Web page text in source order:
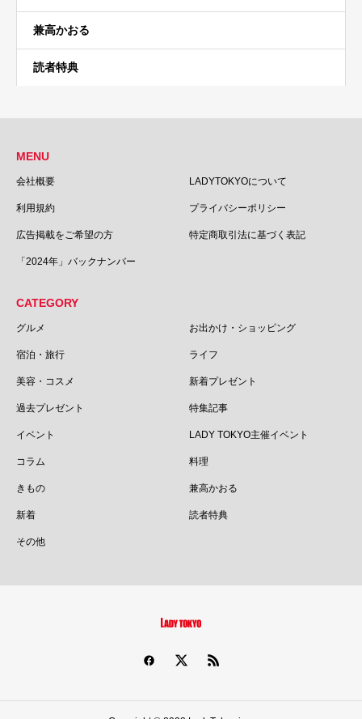
兼高かおる
読者特典
MENU
会社概要 LADYTOKYOについて
利用規約 プライバシーポリシー
広告掲載をご希望の方 特定商取引法に基づく表記
「2024年」バックナンバー
CATEGORY
グルメ お出かけ・ショッピング
宿泊・旅行 ライフ
美容・コスメ 新着プレゼント
過去プレゼント 特集記事
イベント LADY TOKYO主催イベント
コラム 料理
きもの 兼高かおる
新着 読者特典
その他